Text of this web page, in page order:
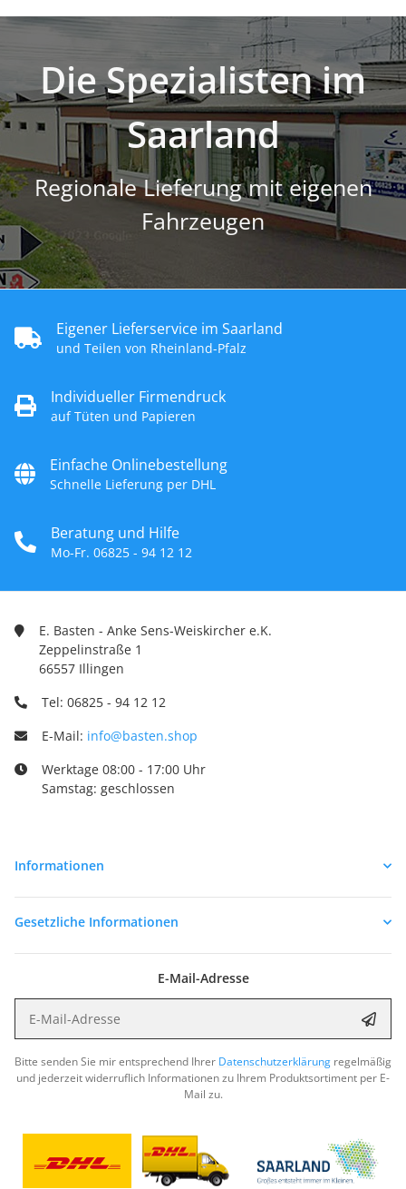
Die Spezialisten im
Saarland
Regionale Lieferung mit eigenen
Fahrzeugen
Eigener Lieferservice im Saarland
und Teilen von Rheinland-Pfalz
Individueller Firmendruck
auf Tüten und Papieren
Einfache Onlinebestellung
Schnelle Lieferung per DHL
Beratung und Hilfe
Mo-Fr. 06825 - 94 12 12
E. Basten - Anke Sens-Weiskircher e.K.
Zeppelinstraße 1
66557 Illingen
Tel: 06825 - 94 12 12
E-Mail: info@basten.shop
Werktage 08:00 - 17:00 Uhr
Samstag: geschlossen
Informationen
Gesetzliche Informationen
E-Mail-Adresse
Bitte senden Sie mir entsprechend Ihrer Datenschutzerklärung regelmäßig
und jederzeit widerruflich Informationen zu Ihrem Produktsortiment per E-
Mail zu.